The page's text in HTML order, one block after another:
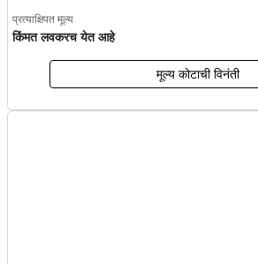
प्रत्याक्षिपत मूल्य
किंमत लवकरच येत आहे
मूल्य कोटाची विनंती